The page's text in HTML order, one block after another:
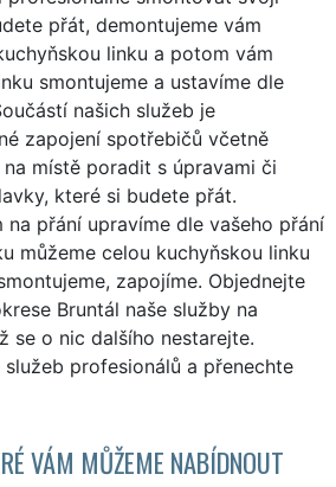
přát, demontujeme vám
linku a potom vám
smontujeme a ustavíme dle
našich služeb je
zapojení spotřebičů včetně
místě poradit s úpravami či
které si budete přát.
na přání upravíme dle vašeho přání
můžeme celou kuchyňskou linku
zapojíme. Objednejte
Bruntál naše služby na
se o nic dalšího nestarejte.
profesionálů a přenechte
VÁM MŮŽEME NABÍDNOUT